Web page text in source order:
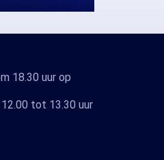
18.30 uur op
tot 13.30 uur